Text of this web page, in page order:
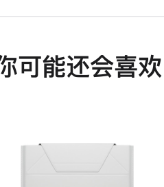
可能还会喜欢